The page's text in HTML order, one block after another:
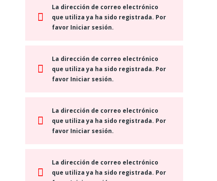
La dirección de correo electrónico
que utiliza ya ha sido registrada. Por
favor Iniciar sesión.
La dirección de correo electrónico
que utiliza ya ha sido registrada. Por
favor Iniciar sesión.
La dirección de correo electrónico
que utiliza ya ha sido registrada. Por
favor Iniciar sesión.
La dirección de correo electrónico
que utiliza ya ha sido registrada. Por